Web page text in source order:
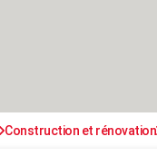
Construction et rénovation